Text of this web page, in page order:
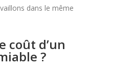
dans le même
coût d’un
?